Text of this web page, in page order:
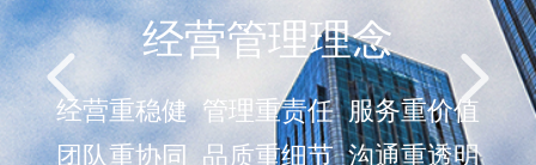
经营管理理念
经营重稳健 管理重责任 服务重价值
团队重协同 品质重细节 沟通重透明
以顶层视野
做精品物业
넳 넲